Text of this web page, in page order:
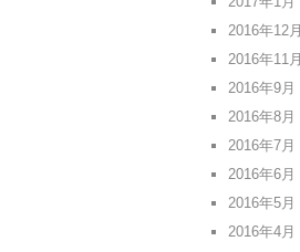
2016年12月
2016年11月
2016年9月
2016年8月
2016年7月
2016年6月
2016年5月
2016年4月